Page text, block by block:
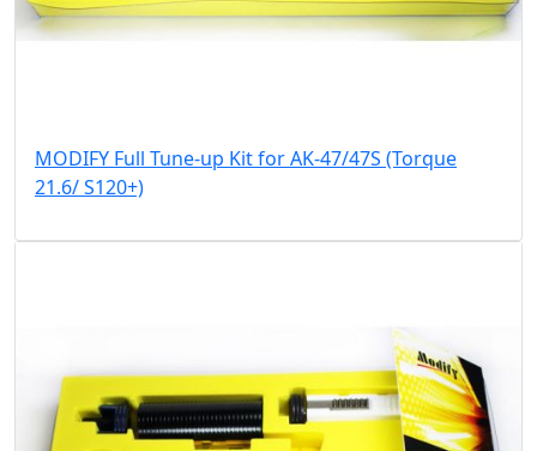
MODIFY Full Tune-up Kit for AK-47/47S (Torque
21.6/ S120+)